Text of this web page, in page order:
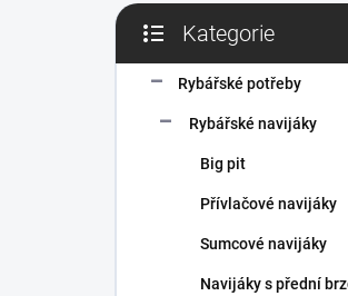
P
s
kategorie
Kategorie
Rybářské potřeby
Rybářské navijáky
Big pit
Přívlačové navijáky
Sumcové navijáky
Navijáky s přední